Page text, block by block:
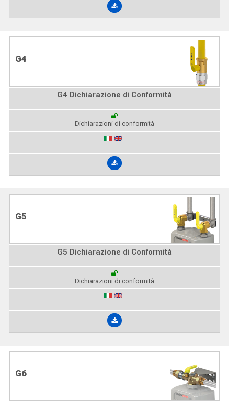
G4
G4 Dichiarazione di Conformità
Dichiarazioni di conformità
G5
G5 Dichiarazione di Conformità
Dichiarazioni di conformità
G6